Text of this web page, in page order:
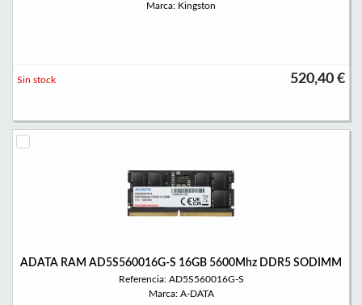
Marca: Kingston
520,40 €
Sin stock
ADATA RAM AD5S560016G-S 16GB 5600Mhz DDR5 SODIMM
Referencia: AD5S560016G-S
Marca: A-DATA